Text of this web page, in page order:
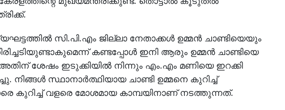
സി.പി.എം ജില്ലാ നേതാക്കള്‍ ഉമ്മന്‍ ചാണ്ടിയെയും
കണ്ടപ്പോള്‍ ഇനി ആരും ഉമ്മന്‍ ചാണ്ടിയെ
ശേഷം ഇടുക്കിയില്‍ നിന്നും എം.എം മണിയെ ഇറക്കി
സ്ഥാനാര്‍ത്ഥിയായ ചാണ്ടി ഉമ്മനെ കുറിച്ച്
കുറിച്ച് വളരെ മോശമായ കാമ്പയിനാണ് നടത്തുന്നത്.